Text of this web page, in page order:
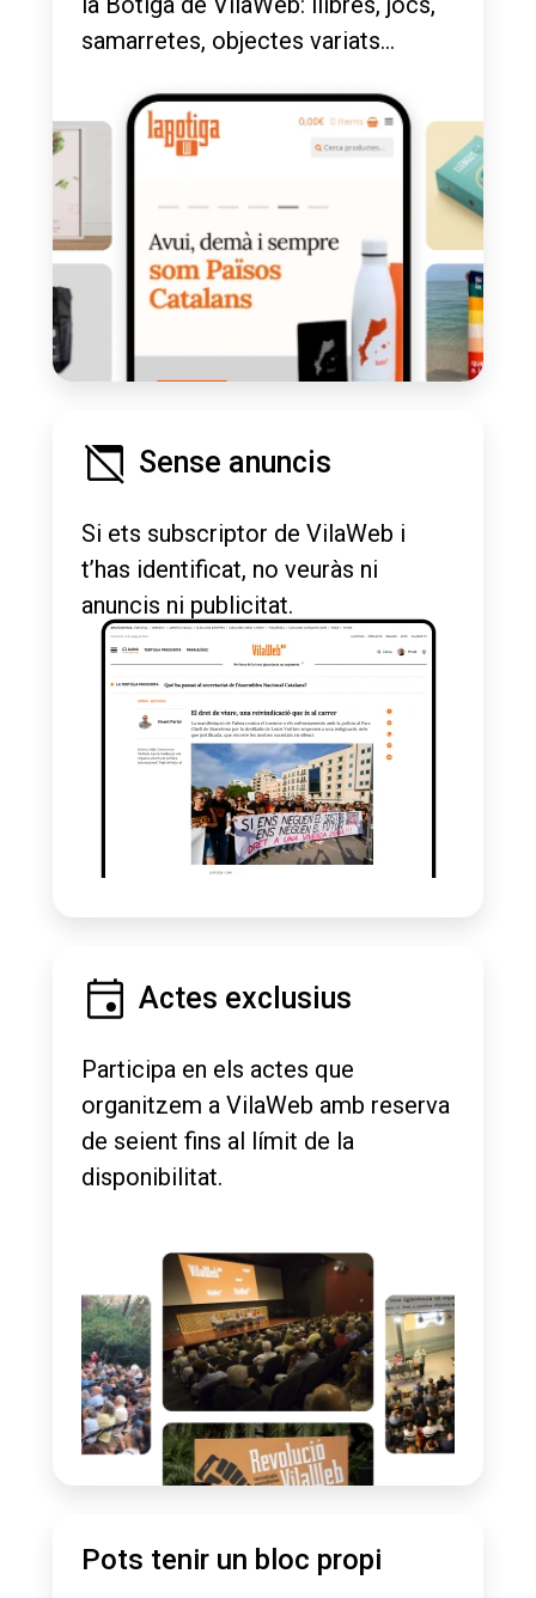
samarretes, objectes variats...
Sense anuncis
Si ets subscriptor de VilaWeb i
t’has identificat, no veuràs ni
anuncis ni publicitat.
Actes exclusius
Participa en els actes que
organitzem a VilaWeb amb reserva
de seient fins al límit de la
disponibilitat.
Pots tenir un bloc propi